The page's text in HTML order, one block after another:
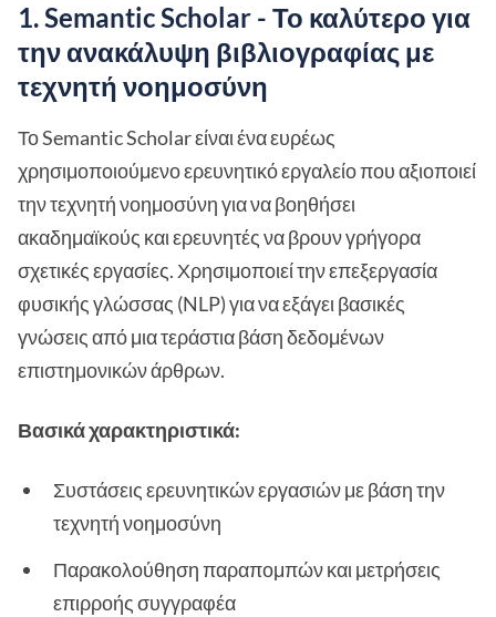
1. Semantic Scholar - Το καλύτερο για
την ανακάλυψη βιβλιογραφίας με
τεχνητή νοημοσύνη
Το Semantic Scholar είναι ένα ευρέως
χρησιμοποιούμενο ερευνητικό εργαλείο που αξιοποιεί
την τεχνητή νοημοσύνη για να βοηθήσει
ακαδημαϊκούς και ερευνητές να βρουν γρήγορα
σχετικές εργασίες. Χρησιμοποιεί την επεξεργασία
φυσικής γλώσσας (NLP) για να εξάγει βασικές
γνώσεις από μια τεράστια βάση δεδομένων
επιστημονικών άρθρων.
Βασικά χαρακτηριστικά:
Συστάσεις ερευνητικών εργασιών με βάση την
τεχνητή νοημοσύνη
Παρακολούθηση παραπομπών και μετρήσεις
επιρροής συγγραφέα